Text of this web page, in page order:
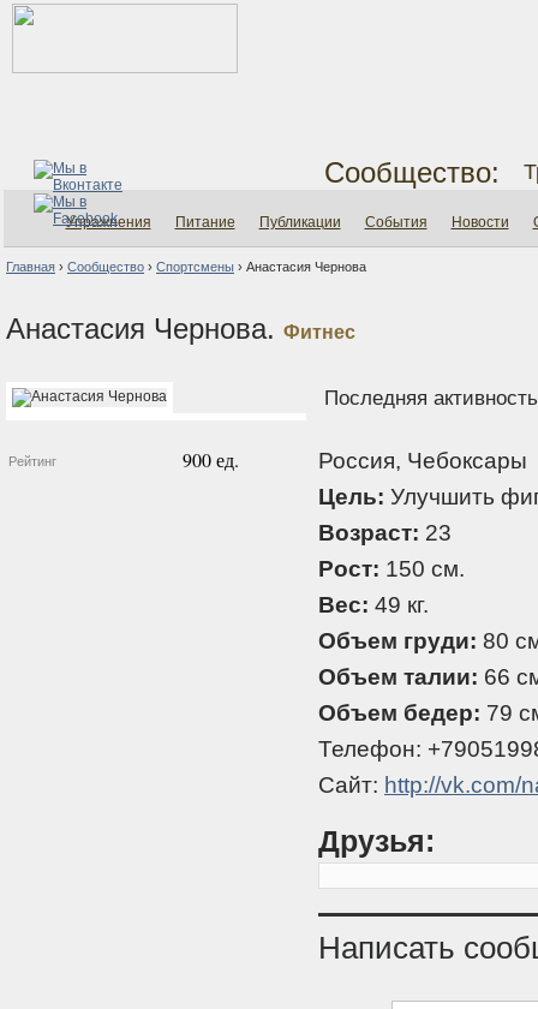
Сообщество:
Упражнения Питание Публикации События Новости
Главная › Сообщество › Спортсмены › Анастасия Чернова
Анастасия Чернова. Фитнес
Рейтинг 900 ед.
Последняя
Россия, Чебоксары
Цель: Улучшить
Возраст: 23
Рост: 150 см.
Вес: 49 кг.
Объем груди: 80
Объем талии: 66
Объем бедер: 79
Телефон:
Сайт: http://vk.com/
Друзья:
Написать